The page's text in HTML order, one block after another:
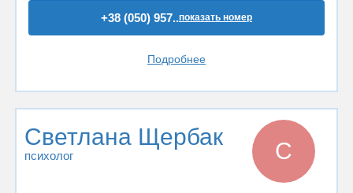
+38 (050) 957..показать номер
Подробнее
Светлана Щербак
психолог С